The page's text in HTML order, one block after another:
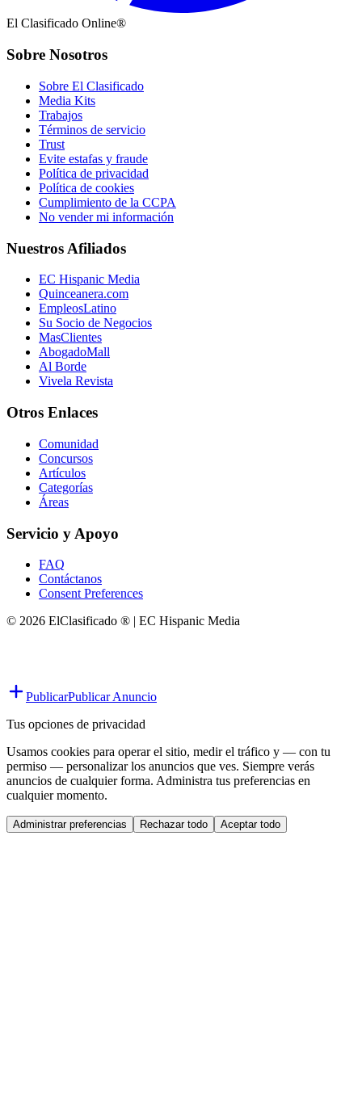
El Clasificado Online®
Sobre Nosotros
Sobre El Clasificado
Media Kits
Trabajos
Términos de servicio
Trust
Evite estafas y fraude
Política de privacidad
Política de cookies
Cumplimiento de la CCPA
No vender mi información
Nuestros Afiliados
EC Hispanic Media
Quinceanera.com
EmpleosLatino
Su Socio de Negocios
MasClientes
AbogadoMall
Al Borde
Vivela Revista
Otros Enlaces
Comunidad
Concursos
Artículos
Categorías
Áreas
Servicio y Apoyo
FAQ
Contáctanos
Consent Preferences
© 2026 ElClasificado ® | EC Hispanic Media
PublicarPublicar Anuncio
Tus opciones de privacidad
Usamos cookies para operar el sitio, medir el tráfico y — con tu
permiso — personalizar los anuncios que ves. Siempre verás
anuncios de cualquier forma. Administra tus preferencias en
cualquier momento.
Administrar preferencias Rechazar todo Aceptar todo